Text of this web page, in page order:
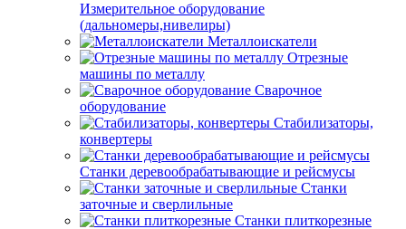
Измерительное оборудование
(дальномеры,нивелиры)
Металлоискатели
Отрезные
машины по металлу
Сварочное
оборудование
Стабилизаторы,
конвертеры
Станки деревообрабатывающие и рейсмусы
Станки
заточные и сверлильные
Станки плиткорезные